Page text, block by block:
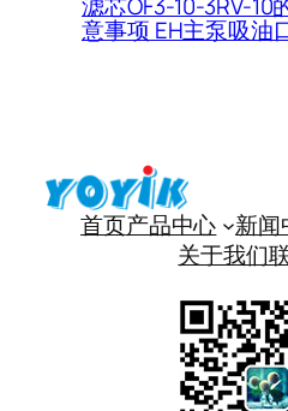
滤芯OF3-10-3RV-10
意事项 EH主泵吸油
首页产品中心 新闻
关于我们